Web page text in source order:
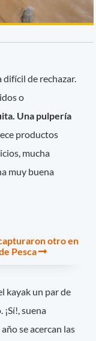
de rechazar.
o
Una pulpería
productos
mucha
muy buena
otro en
Pesca
kayak un par de
suena
se acercan las